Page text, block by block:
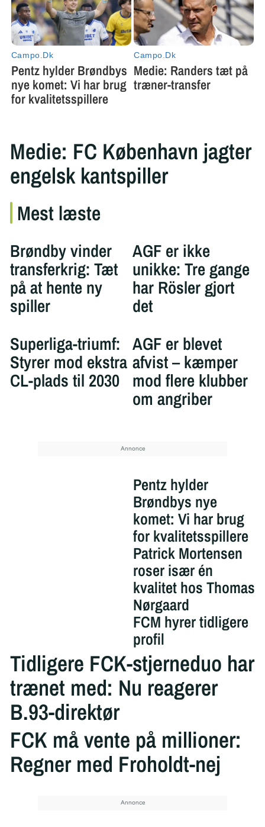
Medie: FC København jagter
engelsk kantspiller
Mest læste
Brøndby vinder
transferkrig: Tæt
på at hente ny
spiller
AGF er ikke
unikke: Tre gange
har Rösler gjort
det
Superliga-triumf:
Styrer mod ekstra
CL-plads til 2030
AGF er blevet
afvist – kæmper
mod flere klubber
om angriber
Pentz hylder
Brøndbys nye
komet: Vi har brug
for kvalitetsspillere
Patrick Mortensen
roser især én
kvalitet hos Thomas
Nørgaard
FCM hyrer tidligere
profil
Tidligere FCK-stjerneduo har
trænet med: Nu reagerer
B.93-direktør
FCK må vente på millioner:
Regner med Froholdt-nej